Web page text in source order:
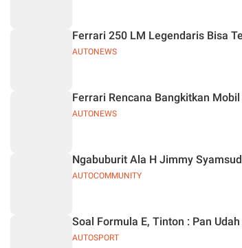
AUTONEWS
Ferrari 250 LM Legendaris Bisa
AUTONEWS
Ferrari Rencana Bangkitkan
AUTOCOMMUNITY
Ngabuburit Ala H Jimmy
AUTOSPORT
Soal Formula E, Tinton : Pan